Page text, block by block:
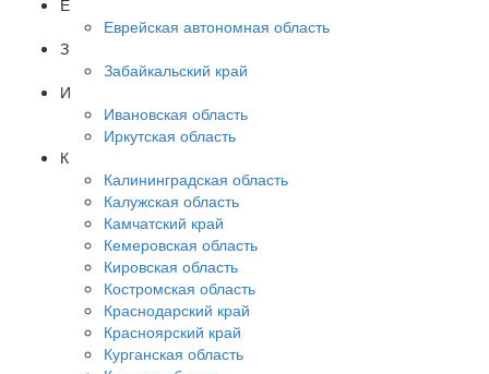
Е
Еврейская автономная область
З
Забайкальский край
И
Ивановская область
Иркутская область
К
Калининградская область
Калужская область
Камчатский край
Кемеровская область
Кировская область
Костромская область
Краснодарский край
Красноярский край
Курганская область